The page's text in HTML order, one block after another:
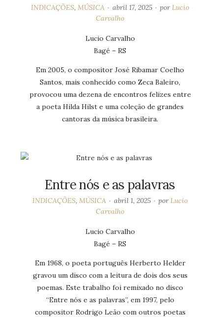
INDICAÇÕES, MÚSICA abril 17, 2025 porLucio
Carvalho
Lucio Carvalho
Bagé – RS
Em 2005, o compositor José Ribamar Coelho
Santos, mais conhecido como Zeca Baleiro,
provocou uma dezena de encontros felizes entre
a poeta Hilda Hilst e uma coleção de grandes
cantoras da música brasileira.
Entre nós e as palavras
INDICAÇÕES, MÚSICA abril 1, 2025 porLucio
Carvalho
Lucio Carvalho
Bagé – RS
Em 1968, o poeta português Herberto Helder
gravou um disco com a leitura de dois dos seus
poemas. Este trabalho foi remixado no disco
“Entre nós e as palavras”, em 1997, pelo
compositor Rodrigo Leão com outros poetas